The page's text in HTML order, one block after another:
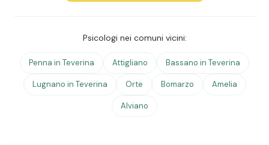
Psicologi nei comuni vicini:
Penna in Teverina Attigliano Bassano in Teverina
Lugnano in Teverina Orte Bomarzo Amelia
Alviano